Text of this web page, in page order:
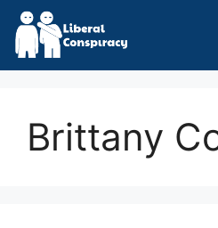
Skip
content
Brittany